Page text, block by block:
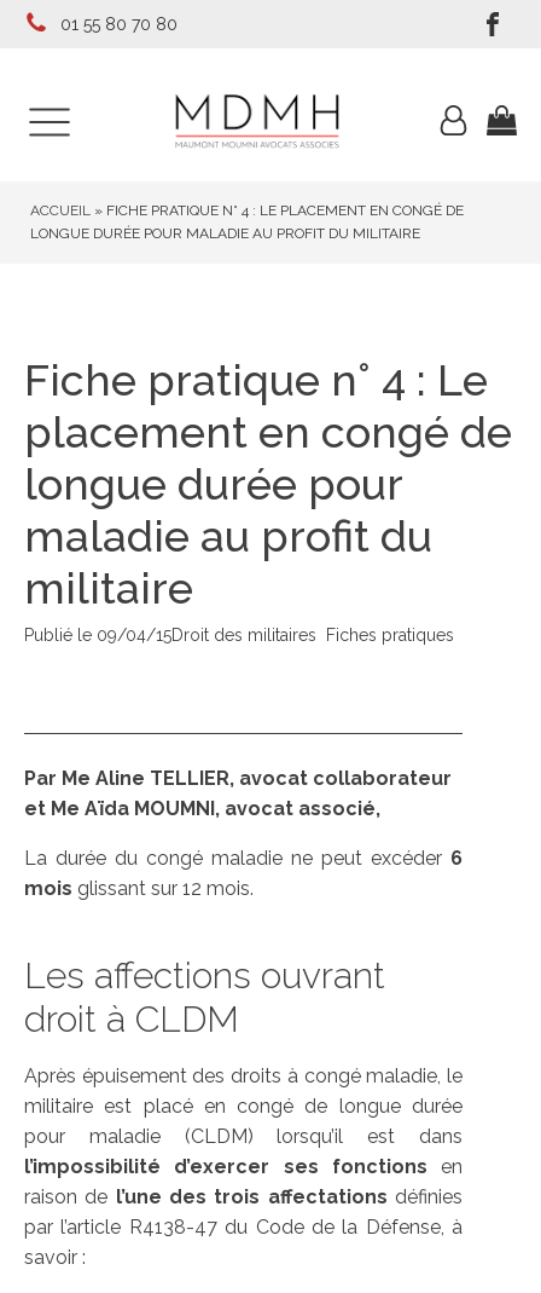
01 55 80 70 80
ACCUEIL » FICHE PRATIQUE N° 4 : LE PLACEMENT EN CONGÉ DE
LONGUE DURÉE POUR MALADIE AU PROFIT DU MILITAIRE
Fiche pratique n° 4 : Le
placement en congé de
longue durée pour
maladie au profit du
militaire
Publié le 09/04/15Droit des militaires Fiches pratiques
Par Me Aline TELLIER, avocat collaborateur
et Me Aïda MOUMNI, avocat associé,
La durée du congé maladie ne peut excéder 6
mois glissant sur 12 mois.
Les affections ouvrant
droit à CLDM
Après épuisement des droits à congé maladie, le
militaire est placé en congé de longue durée
pour maladie (CLDM) lorsqu’il est dans
l’impossibilité d’exercer ses fonctions en
raison de l’une des trois affectations définies
par l’article R4138-47 du Code de la Défense, à
savoir :